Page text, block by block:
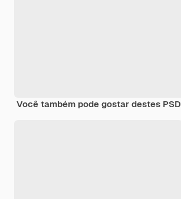
Você também pode gostar destes PSD